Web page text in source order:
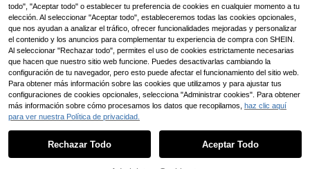
todo", "Aceptar todo" o establecer tu preferencia de cookies en cualquier momento a tu
elección. Al seleccionar "Aceptar todo", estableceremos todas las cookies opcionales,
que nos ayudan a analizar el tráfico, ofrecer funcionalidades mejoradas y personalizar
el contenido y los anuncios para complementar tu experiencia de compra con SHEIN.
Al seleccionar "Rechazar todo", permites el uso de cookies estrictamente necesarias
que hacen que nuestro sitio web funcione. Puedes desactivarlas cambiando la
configuración de tu navegador, pero esto puede afectar el funcionamiento del sitio web.
Para obtener más información sobre las cookies que utilizamos y para ajustar tus
configuraciones de cookies opcionales, selecciona "Administrar cookies". Para obtener
más información sobre cómo procesamos los datos que recopilamos, haz clic aquí
para ver nuestra Política de privacidad.
Rechazar Todo Aceptar Todo